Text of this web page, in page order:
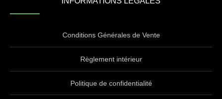
Conditions Générales de Vente
Règlement intérieur
Politique de confidentialité